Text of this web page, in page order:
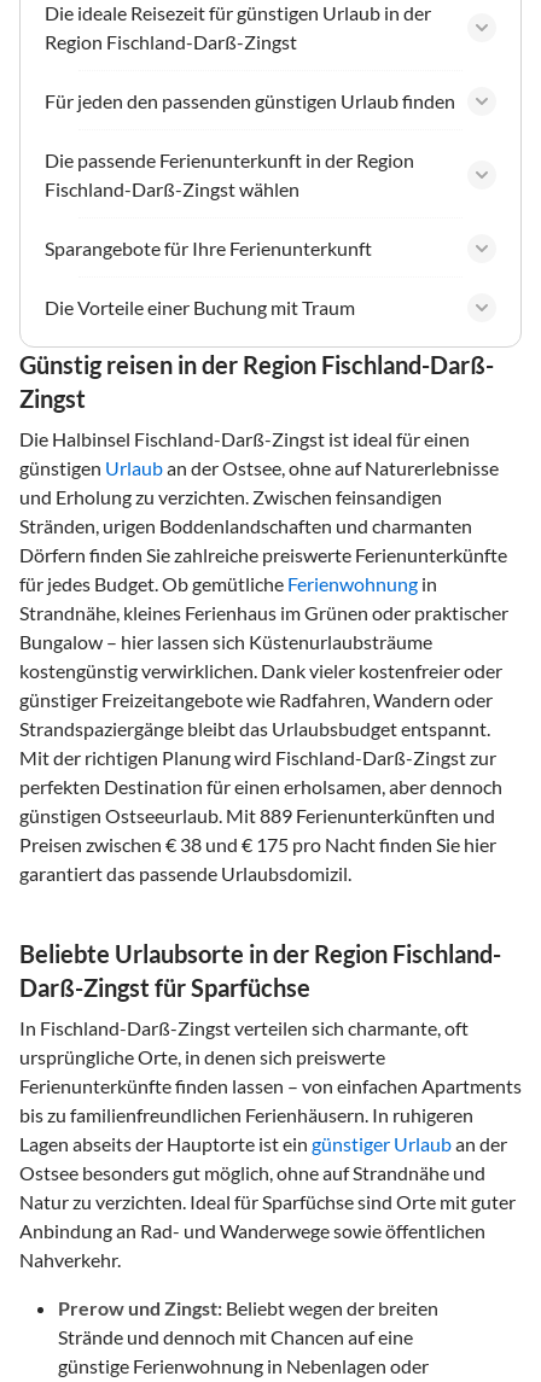
Die ideale Reisezeit für günstigen Urlaub in der
Region Fischland-Darß-Zingst
Für jeden den passenden günstigen Urlaub finden
Die passende Ferienunterkunft in der Region
Fischland-Darß-Zingst wählen
Sparangebote für Ihre Ferienunterkunft
Die Vorteile einer Buchung mit Traum
Günstig reisen in der Region Fischland-Darß-
Zingst
Die Halbinsel Fischland-Darß-Zingst ist ideal für einen
günstigen Urlauban der Ostsee, ohne auf Naturerlebnisse
und Erholung zu verzichten. Zwischen feinsandigen
Stränden, urigen Boddenlandschaften und charmanten
Dörfern finden Sie zahlreiche preiswerte Ferienunterkünfte
für jedes Budget. Ob gemütliche Ferienwohnung in
Strandnähe, kleines Ferienhaus im Grünen oder praktischer
Bungalow – hier lassen sich Küstenurlaubsträume
kostengünstig verwirklichen. Dank vieler kostenfreier oder
günstiger Freizeitangebote wie Radfahren, Wandern oder
Strandspaziergänge bleibt das Urlaubsbudget entspannt.
Mit der richtigen Planung wird Fischland-Darß-Zingst zur
perfekten Destination für einen erholsamen, aber dennoch
günstigen Ostseeurlaub. Mit 889 Ferienunterkünften und
Preisen zwischen € 38 und € 175 pro Nacht finden Sie hier
garantiert das passende Urlaubsdomizil.
Beliebte Urlaubsorte in der Region Fischland-
Darß-Zingst für Sparfüchse
In Fischland-Darß-Zingst verteilen sich charmante, oft
ursprüngliche Orte, in denen sich preiswerte
Ferienunterkünfte finden lassen – von einfachen Apartments
bis zu familienfreundlichen Ferienhäusern. In ruhigeren
Lagen abseits der Hauptorte ist ein günstiger Urlauban der
Ostsee besonders gut möglich, ohne auf Strandnähe und
Natur zu verzichten. Ideal für Sparfüchse sind Orte mit guter
Anbindung an Rad- und Wanderwege sowie öffentlichen
Nahverkehr.
Prerow und Zingst: Beliebt wegen der breiten
Strände und dennoch mit Chancen auf eine
günstige Ferienwohnung in Nebenlagen oder